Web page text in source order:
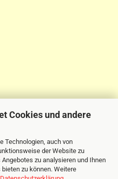
Cookies und andere
Technologien, auch von
der Website zu
zu analysieren und Ihnen
zu können. Weitere